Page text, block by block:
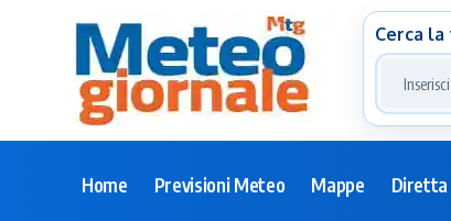
Cerca
Home Previsioni Meteo Mappe